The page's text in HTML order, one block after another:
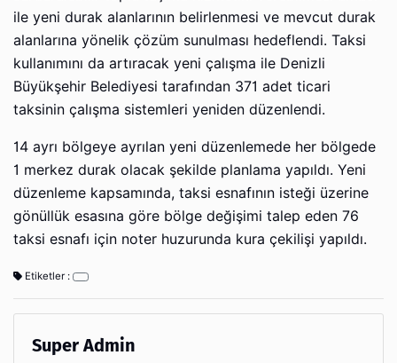
ile yeni durak alanlarının belirlenmesi ve mevcut durak
alanlarına yönelik çözüm sunulması hedeflendi. Taksi
kullanımını da artıracak yeni çalışma ile Denizli
Büyükşehir Belediyesi tarafından 371 adet ticari
taksinin çalışma sistemleri yeniden düzenlendi.
14 ayrı bölgeye ayrılan yeni düzenlemede her bölgede
1 merkez durak olacak şekilde planlama yapıldı. Yeni
düzenleme kapsamında, taksi esnafının isteği üzerine
gönüllük esasına göre bölge değişimi talep eden 76
taksi esnafı için noter huzurunda kura çekilişi yapıldı.
Etiketler :
Super Admin